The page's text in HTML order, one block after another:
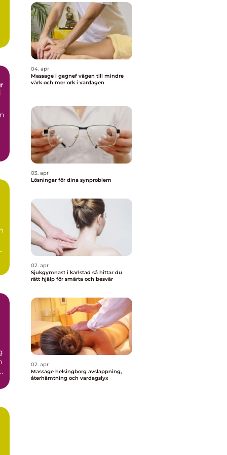
04. apr
Massage i gagnef vägen till mindre
värk och mer ork i vardagen
03. apr
Lösningar för dina synproblem
02. apr
Sjukgymnast i karlstad så hittar du
rätt hjälp för smärta och besvär
02. apr
Massage helsingborg avslappning,
återhämtning och vardagslyx